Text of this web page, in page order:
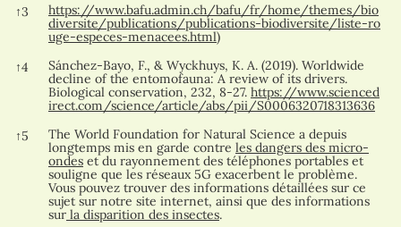
↑3
https://www.bafu.admin.ch/bafu/fr/home/themes/bio
diversite/publications/publications-biodiversite/liste-ro
uge-especes-menacees.html)
↑4
Sánchez-Bayo, F., & Wyckhuys, K. A. (2019). Worldwide
decline of the entomofauna: A review of its drivers.
Biological conservation, 232, 8-27. https://www.scienced
irect.com/science/article/abs/pii/S0006320718313636
↑5
The World Foundation for Natural Science a depuis
longtemps mis en garde contre les dangers des micro-
ondes et du rayonnement des téléphones portables et
souligne que les réseaux 5G exacerbent le problème.
Vous pouvez trouver des informations détaillées sur ce
sujet sur notre site internet, ainsi que des informations
sur la disparition des insectes.